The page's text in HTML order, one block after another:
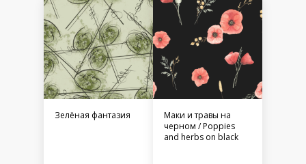
Зелёная фантазия
Маки и травы на
черном / Poppies
and herbs on black